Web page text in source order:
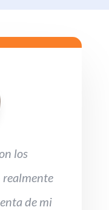
los
realmente
de mi